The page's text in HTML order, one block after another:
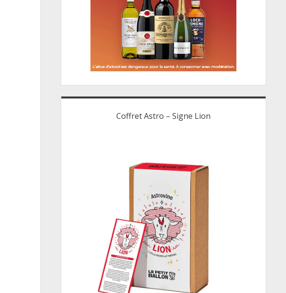
Coffret Astro – Signe Lion